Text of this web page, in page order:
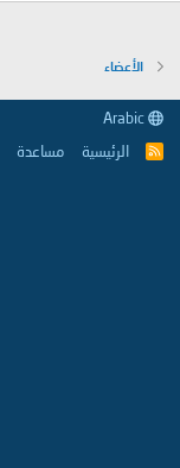
الأعضاء
R
الرئيسية مساعدة